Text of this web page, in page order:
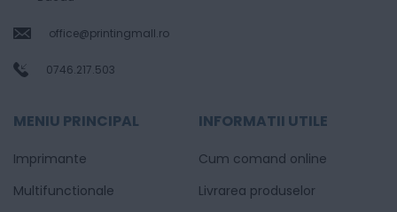
office@printingmall.ro
0746.217.503
MENIU PRINCIPAL
Imprimante
Multifunctionale
INFORMATII UTILE
Cum comand online
Livrarea produselor